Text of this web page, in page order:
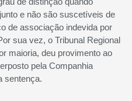
e não são suscetíveis de
de associação indevida por
sua vez, o Tribunal Regional
maioria, deu provimento ao
pela Companhia
sentença.